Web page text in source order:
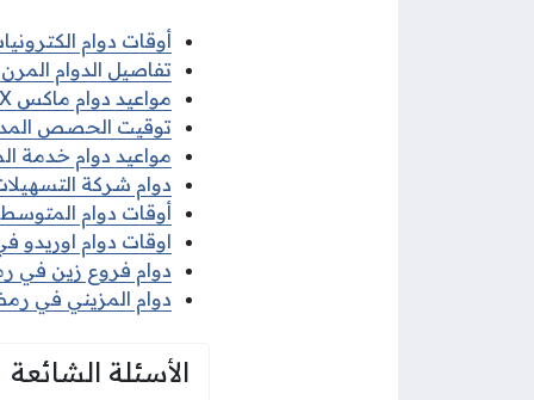
أوقات دوام
تفاصيل الدوام
مواعيد دوام ماكس MAX في رمضان 2026
توقيت الحصص
مواعيد دوام خدمة
دوام شركة
أوقات دوام المتوسط
اوقات دوام اوريدو
دوام فروع زين في
دوام المزيني في
الأسئلة الشائعة